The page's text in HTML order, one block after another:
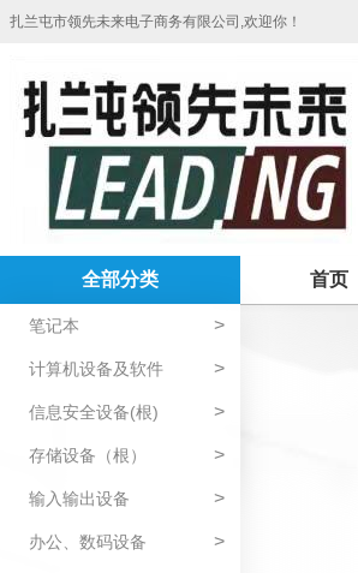
扎兰屯市领先未来电子商务有限公司,欢迎你！
全部分类
笔记本 >
计算机设备及软件 >
信息安全设备(根) >
存储设备（根） >
输入输出设备 >
办公、数码设备 >
首页